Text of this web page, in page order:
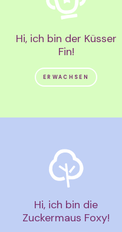
Hi, ich bin der Küsser
Fin!
ERWACHSEN
Hi, ich bin die
Zuckermaus Foxy!